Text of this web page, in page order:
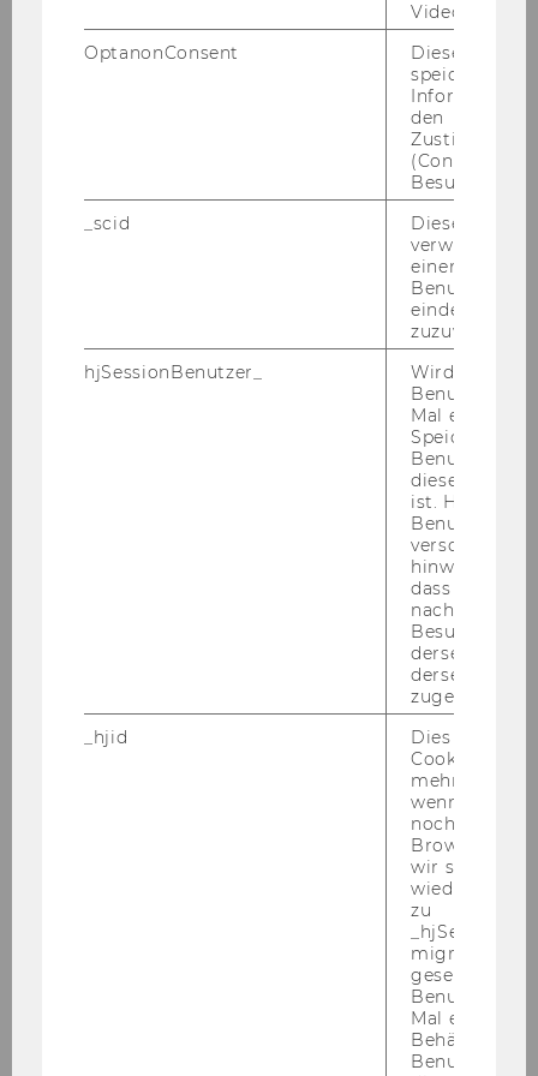
Grabenwarter
sekretariat.grabenwarter@wu.ac.at
Univ.Prof. Dr. Katharina Pabel
katharina.pabel@wu.ac.at
Video
OptanonConsent
Dieses Cookie
speichert
den
(Consent)
Besuchers.
_scid
Dieses
verwendet,
einem/einer
Benutzer*in
eindeutige ID
zuzuweisen
hjSessionBenutzer_
Wird gesetzt,
Benutzer
Mal eine
Speichert die
Benutzer-ID,
diese Seite
ist. Hotjar
Benutzer
verschiedene
hinweg.Stellt
dass Daten
Besuchen auf
derselben
derselben
zugeordnet
_hjid
Dies ist ein
Cookie, das
mehr setzen,
wenn ein
noch in
Browser hat,
wir seinen
zu
migrieren.
gesetzt,
Benutzer
Mal eine
Behält die
Benutzer-ID